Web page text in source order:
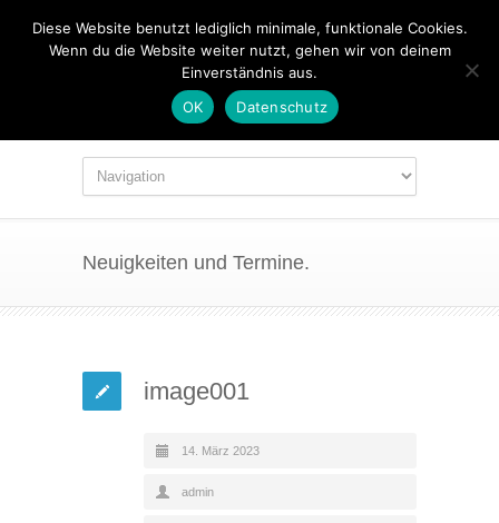
Neuigkeiten und Termine.
image001
14. März 2023
admin
Diese Website benutzt lediglich minimale, funktionale Cookies.
Wenn du die Website weiter nutzt, gehen wir von deinem
Einverständnis aus.
OK
Datenschutz